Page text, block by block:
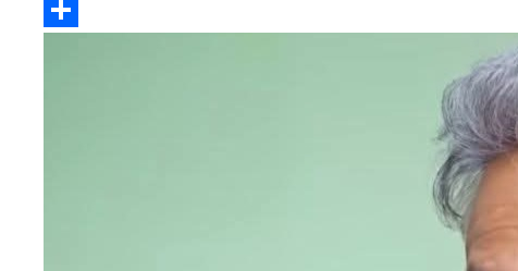
Messenger